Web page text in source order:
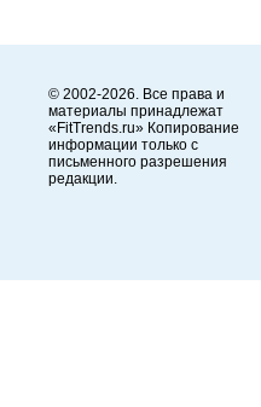
© 2002-2026. Все права и
материалы принадлежат
«FitTrends.ru» Копирование
информации только с
письменного разрешения
редакции.